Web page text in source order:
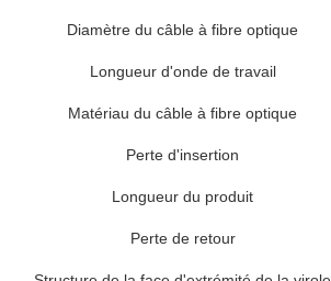
Diamètre du câble à fibre optique
Longueur d'onde de travail
Matériau du câble à fibre optique
Perte d'insertion
Longueur du produit
Perte de retour